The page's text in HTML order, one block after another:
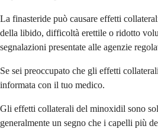
La finasteride può causare effetti
della libido, difficoltà erettile o ridotto
segnalazioni presentate alle agenzie
Se sei preoccupato che gli effetti
informata con il tuo medico.
Gli effetti collaterali del minoxidil sono
generalmente un segno che i capelli più